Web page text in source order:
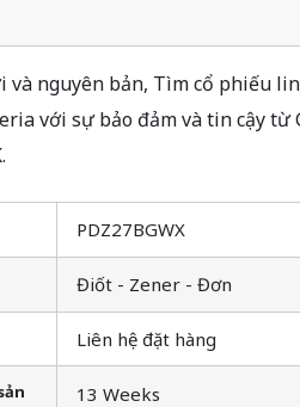
và nguyên bản, Tìm cổ phiếu
với sự bảo đảm và tin cậy từ
PDZ27BGWX
Điốt - Zener - Đơn
Liên hệ đặt hàng
13 Weeks